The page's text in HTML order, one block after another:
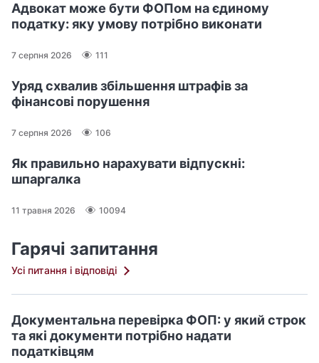
Адвокат може бути ФОПом на єдиному
податку: яку умову потрібно виконати
7 серпня 2026 111
Уряд схвалив збільшення штрафів за
фінансові порушення
7 серпня 2026 106
Як правильно нарахувати відпускні:
шпаргалка
11 травня 2026 10094
Гарячі запитання
Усі питання і відповіді
Документальна перевірка ФОП: у який строк
та які документи потрібно надати
податківцям